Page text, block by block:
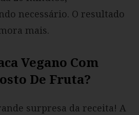
necessário. O resultado
mais.
Vegano Com
De Fruta?
surpresa da receita! A